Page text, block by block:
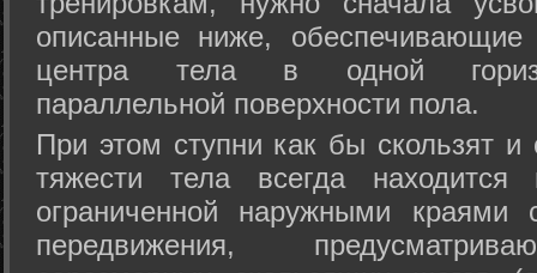
описанные ниже, обеспечивающие
центра тела в одной
параллельной поверхности пола.
При этом ступни как бы скользят
тяжести тела всегда
ограниченной наружными краями
передвижения,